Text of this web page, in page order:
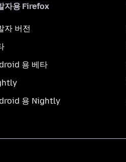
자용 Firefox
자 버전
용 베타
용 Nightly